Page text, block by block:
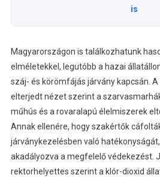
is
Magyarországon is találkozhatunk
elméletekkel, legutóbb a hazai
száj- és körömfájás járvány kapcsán.
elterjedt nézet szerint a
műhús és a rovaralapú élelmiszerek
Annak ellenére, hogy szakértők
járványkezelésben való
akadályozva a megfelelő védekezést.
rektorhelyettes szerint a klór-dioxid